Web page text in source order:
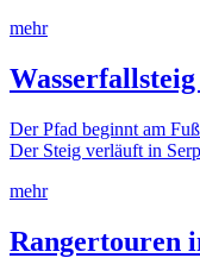
mehr
Der Pfad beginnt am
Der Steig verläuft in
mehr
Rangertouren